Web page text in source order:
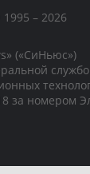
– 2026
(«СиНьюс»)
за номером